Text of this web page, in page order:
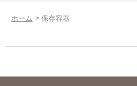
ホーム >保存容器